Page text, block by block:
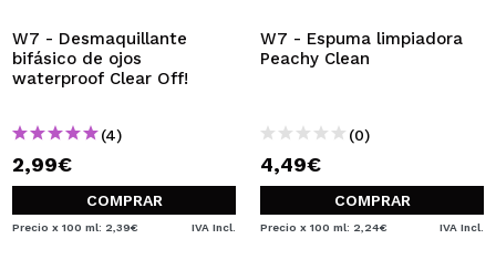
W7 - Desmaquillante
bifásico de ojos
waterproof Clear Off!
(4)
2,99€
COMPRAR
Precio x 100 ml: 2,39€ IVA Incl.
W7 - Espuma limpiadora
Peachy Clean
(0)
4,49€
COMPRAR
Precio x 100 ml: 2,24€ IVA Incl.